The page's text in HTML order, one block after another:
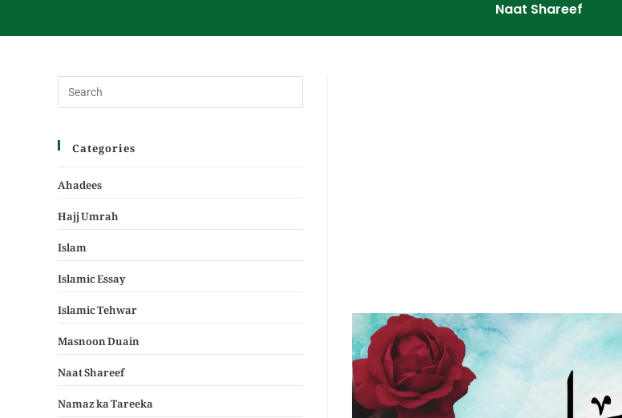
Naat Shareef
Categories
Ahadees
Hajj Umrah
Islam
Islamic Essay
Islamic Tehwar
Masnoon Duain
Naat Shareef
Namaz ka Tareeka